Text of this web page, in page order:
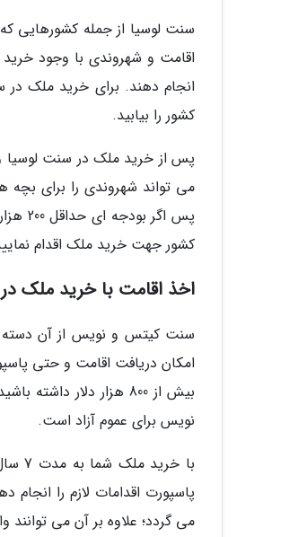
سنت لوسیا از جمله کشورهایی
اقامت و شهروندی با وجود خرید
کشور را بیابید.
پس
کشور جهت خرید ملک اقدام
اخذ اقامت با خرید
امکان دریافت اقامت و حتی
بیش از 800 هزار
نویس برای عموم آزاد است.
با
می گردد؛ علاوه بر آن می توانند والدین بیش از 65 سال را نیز برای اخذ